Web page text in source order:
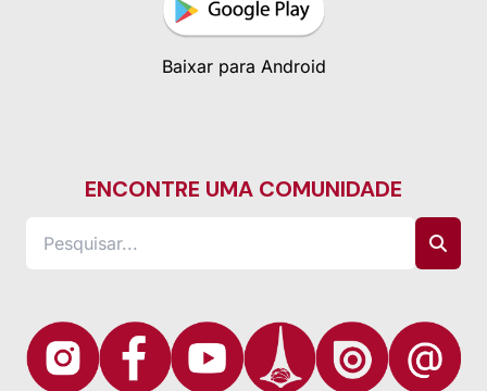
Baixar para Android
ENCONTRE UMA COMUNIDADE